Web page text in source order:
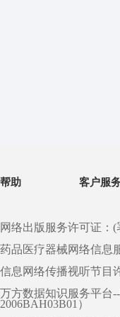
帮助 客户服
网络出版服务许可证：
药品医疗器械网络信息
信息网络传播视听节目
万方数据知识服务平台
2006BAH03B01）